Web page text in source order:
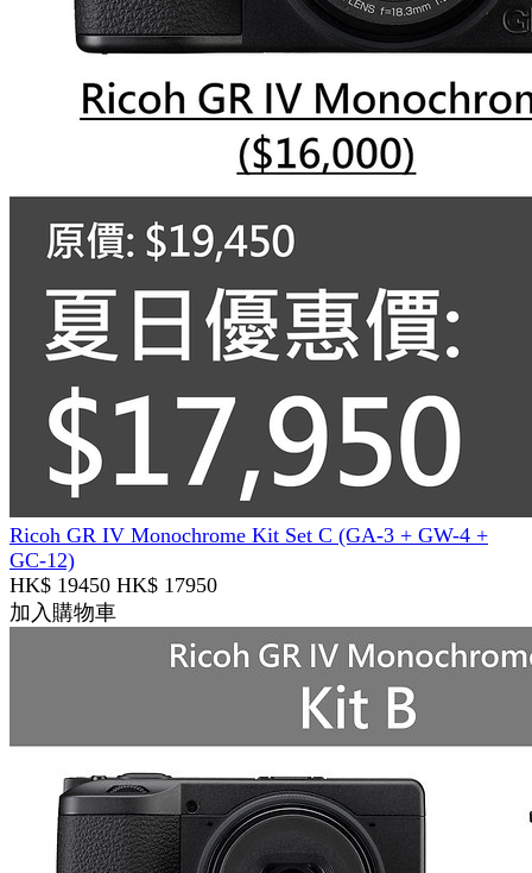
Ricoh GR IV Monochrome Kit Set C (GA-3 + GW-4 +
GC-12)
HK$ 19450 HK$ 17950
加入購物車